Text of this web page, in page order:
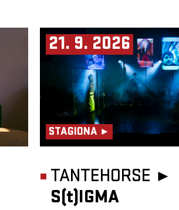
21. 9. 2026
STAGIONA ►
TANTEHORSE ►
S(t)IGMA